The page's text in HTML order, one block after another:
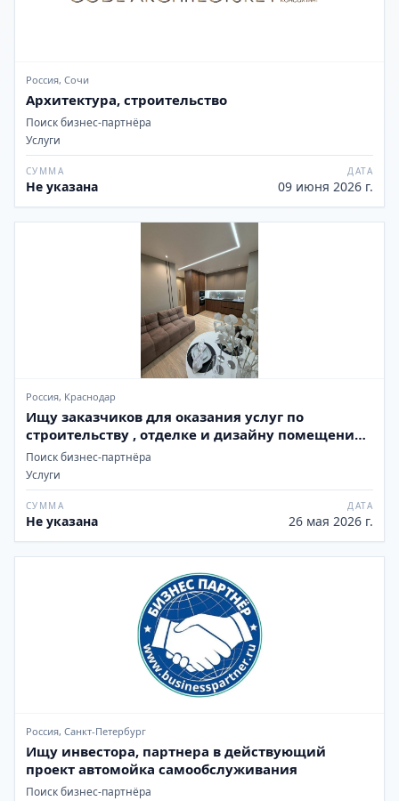
Россия, Сочи
Архитектура, строительство
Поиск бизнес-партнёра
Услуги
СУММА
Не указана
ДАТА
09 июня 2026 г.
Россия, Краснодар
Ищу заказчиков для оказания услуг по
строительству , отделке и дизайну помещений
любой сложности в Краснодаре и Сочи
Поиск бизнес-партнёра
Услуги
СУММА
Не указана
ДАТА
26 мая 2026 г.
Россия, Санкт-Петербург
Ищу инвестора, партнера в действующий
проект автомойка самообслуживания
Поиск бизнес-партнёра